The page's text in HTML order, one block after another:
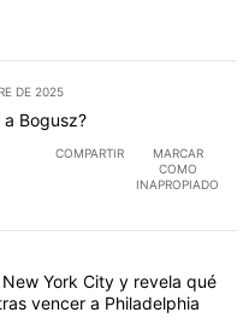
DE 2025
Bogusz?
COMPARTIR
MARCAR
COMO
INAPROPIADO
más comentarios en los
"Joel Huiqui ya piensa en
York City y revela qué
vencer a Philadelphia